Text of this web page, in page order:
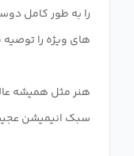
را به طور کامل